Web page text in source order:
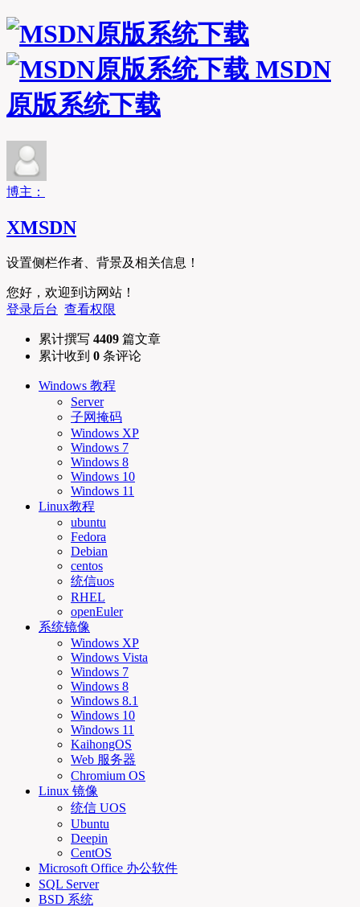
MSDN
原版系统下载
博主：
XMSDN
设置侧栏作者、背景及相关信息！
您好，欢迎到访网站！
登录后台 查看权限
累计撰写 4409 篇文章
累计收到 0 条评论
Windows 教程
Server
子网掩码
Windows XP
Windows 7
Windows 8
Windows 10
Windows 11
Linux教程
ubuntu
Fedora
Debian
centos
统信uos
RHEL
openEuler
系统镜像
Windows XP
Windows Vista
Windows 7
Windows 8
Windows 8.1
Windows 10
Windows 11
KaihongOS
Web 服务器
Chromium OS
Linux 镜像
统信 UOS
Ubuntu
Deepin
CentOS
Microsoft Office 办公软件
SQL Server
BSD 系统